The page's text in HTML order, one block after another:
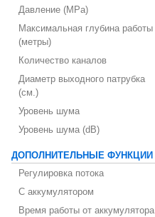
Давление (MPa)
Максимальная глубина работы
(метры)
Количество каналов
Диаметр выходного патрубка
(см.)
Уровень шума
Уровень шума (dB)
ДОПОЛНИТЕЛЬНЫЕ ФУНКЦИИ
Регулировка потока
С аккумулятором
Время работы от аккумулятора